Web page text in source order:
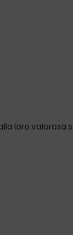
loro valorosa